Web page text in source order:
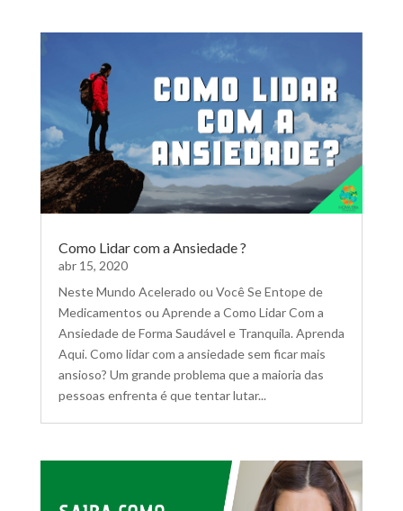
Como Lidar com a Ansiedade ?
abr 15, 2020
Neste Mundo Acelerado ou Você Se Entope de
Medicamentos ou Aprende a Como Lidar Com a
Ansiedade de Forma Saudável e Tranquila. Aprenda
Aqui. Como lidar com a ansiedade sem ficar mais
ansioso? Um grande problema que a maioria das
pessoas enfrenta é que tentar lutar...